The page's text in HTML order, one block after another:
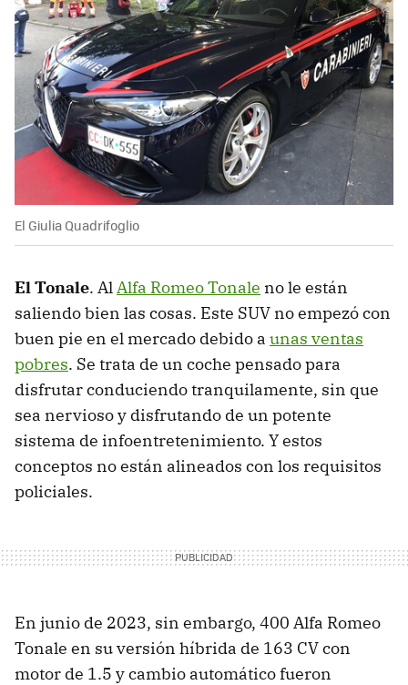
El Giulia Quadrifoglio
El Tonale. AlAlfa Romeo Tonale no le están
saliendo bien las cosas. Este SUV no empezó con
buen pie en el mercado debido a unas ventas
pobres. Se trata de un coche pensado para
disfrutar conduciendo tranquilamente, sin que
sea nervioso y disfrutando de un potente
sistema de infoentretenimiento. Y estos
conceptos no están alineados con los requisitos
policiales.
En junio de 2023, sin embargo, 400 Alfa Romeo
Tonale en su versión híbrida de 163 CV con
motor de 1.5 y cambio automático fueron